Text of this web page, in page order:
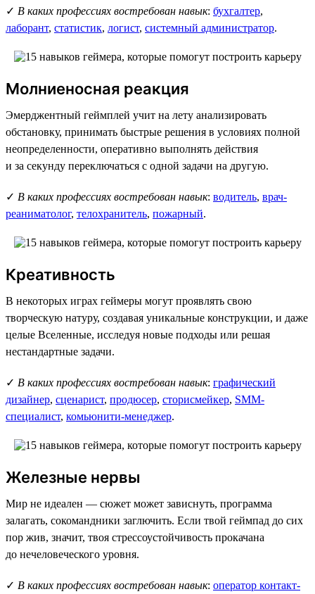
✓ В каких профессиях востребован навык: бухгалтер,
лаборант, статистик, логист, системный администратор.
Молниеносная реакция
Эмерджентный геймплей учит на лету анализировать
обстановку, принимать быстрые решения в условиях полной
неопределенности, оперативно выполнять действия
и за секунду переключаться с одной задачи на другую.
✓ В каких профессиях востребован навык: водитель, врач-
реаниматолог, телохранитель, пожарный.
Креативность
В некоторых играх геймеры могут проявлять свою
творческую натуру, создавая уникальные конструкции, и даже
целые Вселенные, исследуя новые подходы или решая
нестандартные задачи.
✓ В каких профессиях востребован навык: графический
дизайнер, сценарист, продюсер, сторисмейкер, SMM-
специалист, комьюнити-менеджер.
Железные нервы
Мир не идеален — сюжет может зависнуть, программа
залагать, сокомандники заглючить. Если твой геймпад до сих
пор жив, значит, твоя стрессоустойчивость прокачана
до нечеловеческого уровня.
✓ В каких профессиях востребован навык: оператор контакт-